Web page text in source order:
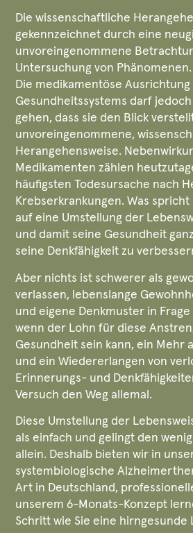
Die wissenschaftliche
gekennzeichnet durch eine
unvoreingenommene
Untersuchung von Phänomenen.
Die medikamentöse
Gesundheitssystems darf
gehen, dass sie den Blick
unvoreingenommene,
Herangehensweise.
Medikamenten zählen
häufigsten Todesursache nach
Krebserkrankungen. Was spricht
auf eine Umstellung der
und damit seine Gesundheit
seine Denkfähigkeit zu
Aber nichts ist schwerer als
verlassen, lebenslange
und eigene Denkmuster in
wenn der Lohn für diese
Gesundheit sein kann, ein Mehr
und ein Wiedererlangen von
Erinnerungs- und
Versuch den Weg allemal.
Diese Umstellung der
als einfach und gelingt den
allein. Deshalb bieten wir in
systembiologische
Art in Deutschland,
unserem 6-Monats-Konzept
Schritt wie Sie eine hirngesunde